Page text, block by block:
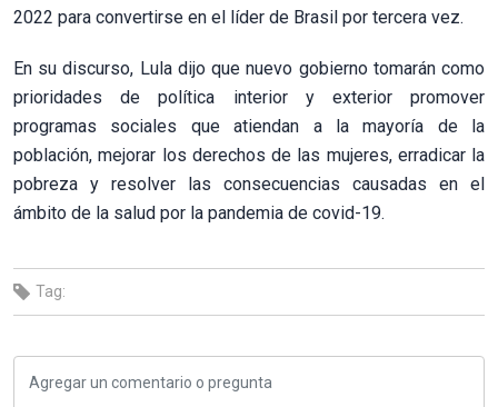
2022 para convertirse en el líder de Brasil por tercera vez.
En su discurso, Lula dijo que nuevo gobierno tomarán como
prioridades de política interior y exterior promover
programas sociales que atiendan a la mayoría de la
población, mejorar los derechos de las mujeres, erradicar la
pobreza y resolver las consecuencias causadas en el
ámbito de la salud por la pandemia de covid-19.
Tag: